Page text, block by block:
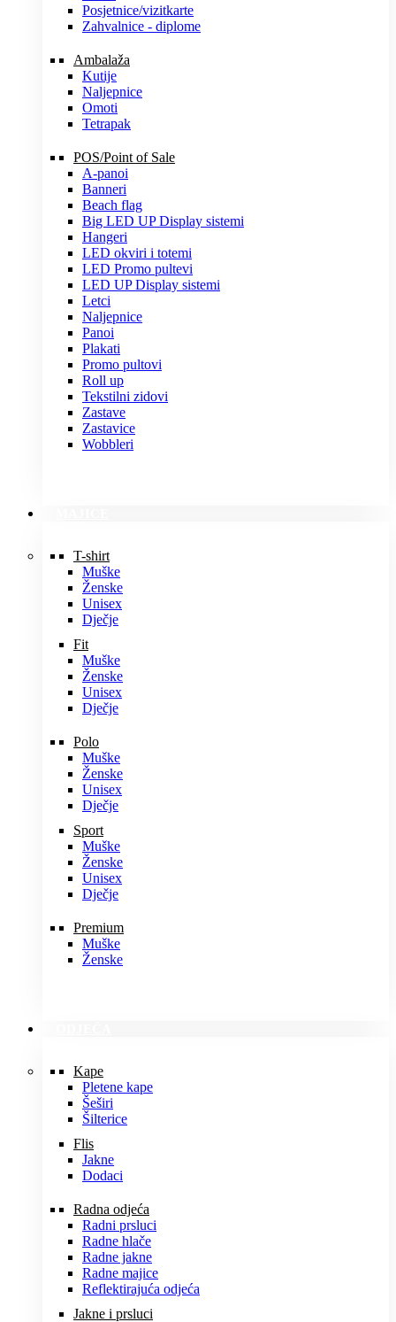
Posjetnice/vizitkarte
Zahvalnice - diplome
Ambalaža
Kutije
Naljepnice
Omoti
Tetrapak
POS/Point of Sale
A-panoi
Banneri
Beach flag
Big LED UP Display sistemi
Hangeri
LED okviri i totemi
LED Promo pultevi
LED UP Display sistemi
Letci
Naljepnice
Panoi
Plakati
Promo pultovi
Roll up
Tekstilni zidovi
Zastave
Zastavice
Wobbleri
T-shirt
Muške
Ženske
Unisex
Dječje
Fit
Muške
Ženske
Unisex
Dječje
Polo
Muške
Ženske
Unisex
Dječje
Sport
Muške
Ženske
Unisex
Dječje
Premium
Muške
Ženske
Kape
Pletene kape
Šeširi
Šilterice
Flis
Jakne
Dodaci
Radna odjeća
Radni prsluci
Radne hlače
Radne jakne
Radne majice
Reflektirajuća odjeća
Jakne i prsluci